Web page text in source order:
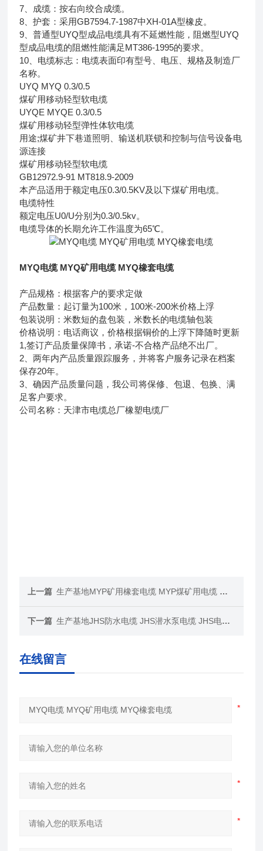
7、成缆：按右向绞合成缆。
8、护套：采用GB7594.7-1987中XH-01A型橡皮。
9、普通型UYQ型成品电缆具有不延燃性能，阻燃型UYQ
型成品电缆的阻燃性能满足MT386-1995的要求。
10、电缆标志：电缆表面印有型号、电压、规格及制造厂
名称。
UYQ MYQ 0.3/0.5
煤矿用移动轻型软电缆
UYQE MYQE 0.3/0.5
煤矿用移动轻型弹性体软电缆
用途;煤矿井下巷道照明、输送机联锁和控制与信号设备电
源连接
煤矿用移动轻型软电缆
GB12972.9-91 MT818.9-2009
本产品适用于额定电压0.3/0.5KV及以下煤矿用电缆。
电缆特性
额定电压U0/U分别为0.3/0.5kv。
电缆导体的长期允许工作温度为65℃。
MYQ电缆 MYQ矿用电缆 MYQ橡套电缆
产品规格：根据客户的要求定做
产品数量：起订量为100米，100米-200米价格上浮
包装说明：米数短的盘包装，米数长的电缆轴包装
价格说明：电话商议，价格根据铜价的上浮下降随时更新
1,签订产品质量保障书，承诺-不合格产品绝不出厂。
2、两年内产品质量跟踪服务，并将客户服务记录在档案
保存20年。
3、确因产品质量问题，我公司将保修、包退、包换、满
足客户要求。
公司名称：天津市电缆总厂橡塑电缆厂
上一篇 生产基地MYP矿用橡套电缆 MYP煤矿用电缆 价格
下一篇 生产基地JHS防水电缆 JHS潜水泵电缆 JHS电缆厂家
在线留言